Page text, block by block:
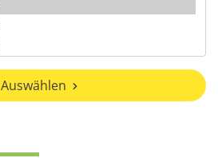
Auswählen